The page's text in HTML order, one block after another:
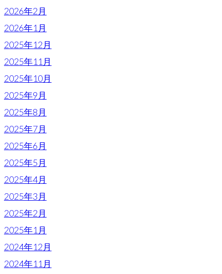
2026年2月
2026年1月
2025年12月
2025年11月
2025年10月
2025年9月
2025年8月
2025年7月
2025年6月
2025年5月
2025年4月
2025年3月
2025年2月
2025年1月
2024年12月
2024年11月